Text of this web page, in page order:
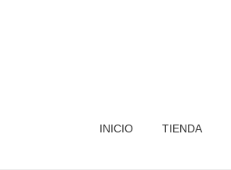
INICIO TIENDA